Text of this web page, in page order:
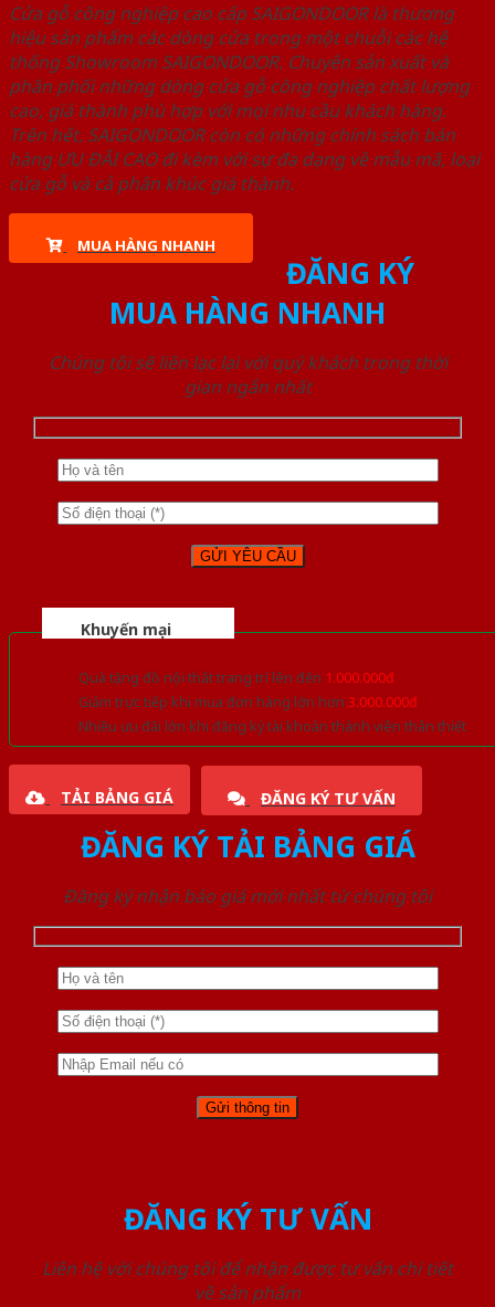
Cửa gỗ công nghiệp cao cấp SAIGONDOOR là thương
hiệu sản phẩm các dòng cửa trong một chuỗi các hệ
thống Showroom SAIGONDOOR. Chuyên sản xuất và
phân phối những dòng cửa gỗ công nghiệp chất lượng
cao, giá thành phù hợp với mọi nhu cầu khách hàng.
Trên hết, SAIGONDOOR còn có những chính sách bán
hàng ƯU ĐÃI CAO đi kèm với sự đa dạng về mẫu mã, loại
cửa gỗ và cả phân khúc giá thành.
MUA HÀNG NHANH
ĐĂNG KÝ
MUA HÀNG NHANH
Chúng tôi sẽ liên lạc lại với quý khách trong thời
gian ngắn nhất
Khuyến mại
Quà tặng đồ nội thất trang trí lên đến 1.000.000đ
Giảm trực tiếp khi mua đơn hàng lớn hơn 3.000.000đ
Nhiều ưu đãi lớn khi đăng ký tài khoản thành viên thân thiết
TẢI BẢNG GIÁ ĐĂNG KÝ TƯ VẤN
ĐĂNG KÝ TẢI BẢNG GIÁ
Đăng ký nhận báo giá mới nhất từ chúng tôi
ĐĂNG KÝ TƯ VẤN
Liên hệ với chúng tôi để nhận được tư vấn chi tiết
về sản phẩm